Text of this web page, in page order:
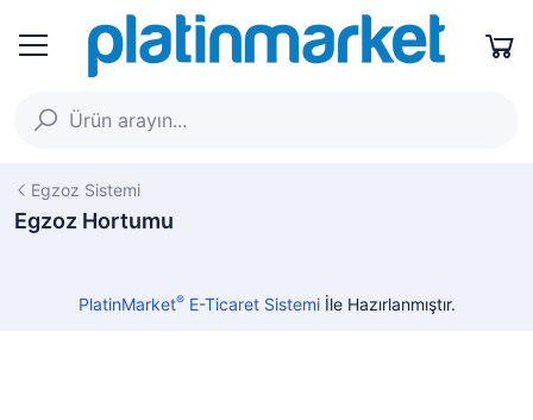
Egzoz Sistemi
Egzoz Hortumu
PlatinMarket®E-Ticaret Sistemiİle Hazırlanmıştır.